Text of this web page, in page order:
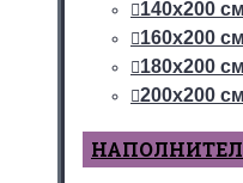
140х200 см
160х200 см
180х200 см
200х200 см